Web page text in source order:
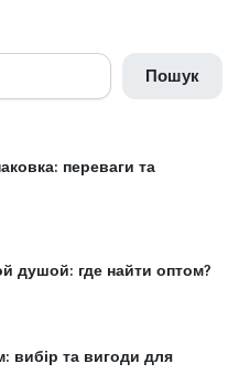
Пошук
переваги та
душой: где найти оптом?
вибір та вигоди для